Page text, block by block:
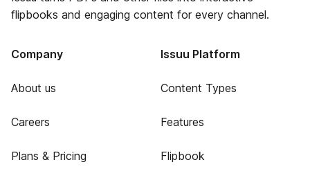
flipbooks and engaging content for every channel.
Company
About us
Careers
Plans & Pricing
Issuu Platform
Content Types
Features
Flipbook